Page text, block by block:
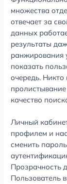
множества
отвечает за
данных
результаты
ранжирования
показать
очередь. Никто
качество
Личный
профилем и
сменить
Прозрачность
Пользователь